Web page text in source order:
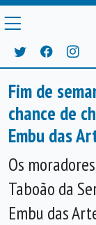
Fim de
chance de
Embu das
Os
Taboão da
Embu das